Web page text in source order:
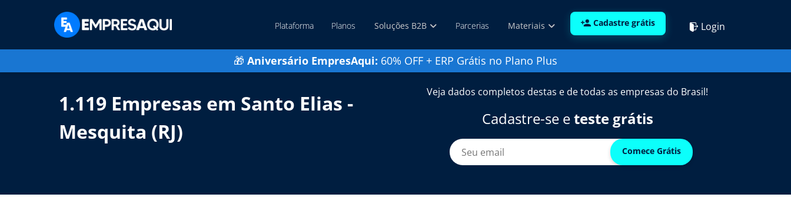
Plataforma Planos Soluções B2B Parcerias Materiais Cadastre grátis Login
🎁 Aniversário EmpresAqui: 60% OFF + ERP Grátis no Plano Plus
1.119 Empresas em Santo Elias -
Mesquita (RJ)
Veja dados completos destas e de todas as empresas do Brasil!
Cadastre-se eteste grátis
Comece Grátis